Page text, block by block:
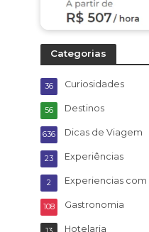
Categorias
Curiosidades
36
Destinos
56
Dicas de Viagem
636
Experiências
23
Experiencias com
2
Gastronomia
108
Hotelaria